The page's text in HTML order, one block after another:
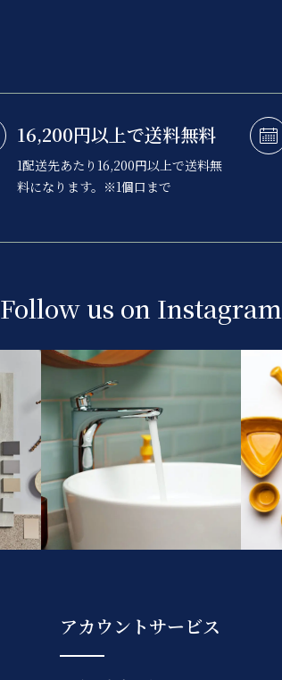
16,200円以上で送料無料
1配送先あたり16,200円以上で送料無
料になります。※1個口まで
Follow us on Instagram
アカウントサービス